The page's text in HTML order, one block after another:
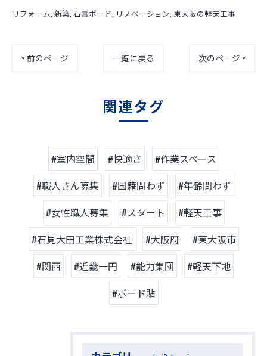
リフォーム 新築 石膏ボード リノベーション 東大阪の軽天工事
< 前のページ 一覧に戻る 次のページ >
関連タグ
#室内空間 #快適さ
#作業スペース
#職人さん募集
#国籍問わず
#年齢問わず
#女性職人募集
#スタート
#軽天工事
#石見大田工業株式会社
#大阪府
#東大阪市
#関西
#近畿一円 #能力集団
#軽天下地
#ボード貼